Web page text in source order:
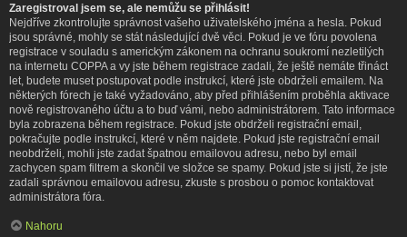
Zaregistroval jsem se, ale nemůžu se přihlásit!
Nejdříve zkontrolujte správnost vašeho uživatelského jména a hesla. Pokud
jsou správné, mohly se stát následující dvě věci. Pokud je ve fóru povolena
registrace v souladu s americkým zákonem na ochranu soukromí nezletilých
na internetu COPPA a vy jste během registrace zadali, že ještě nemáte třináct
let, budete muset postupovat podle instrukcí, které jste obdrželi emailem. Na
některých fórech je také vyžadováno, aby před přihlášením proběhla aktivace
nově registrovaného účtu a to buď vámi, nebo administrátorem. Tato informace
byla zobrazena během registrace. Pokud jste obdrželi registrační email,
pokračujte podle instrukcí, které v něm najdete. Pokud jste registrační email
neobdrželi, mohli jste zadat špatnou emailovou adresu, nebo byl email
zachycen spam filtrem a skončil ve složce se spamy. Pokud jste si jistí, že jste
zadali správnou emailovou adresu, zkuste s prosbou o pomoc kontaktovat
administrátora fóra.
Nahoru